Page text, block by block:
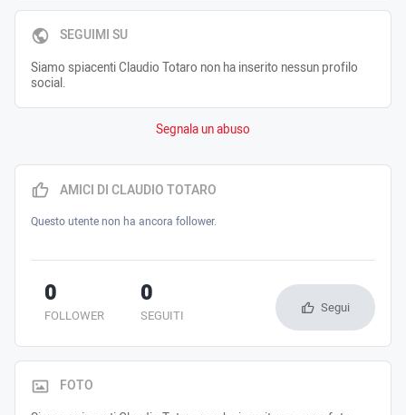
SEGUIMI SU
Siamo spiacenti Claudio Totaro non ha inserito nessun profilo
social.
Segnala un abuso
AMICI DI CLAUDIO TOTARO
Questo utente non ha ancora follower.
FOLLOWER
0
SEGUITI
0 Segui
FOTO